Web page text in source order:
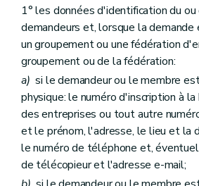
1° les données d'identification du ou
demandeurs et, lorsque la
un groupement ou une fédération
groupement ou de la fédération:
a) si le demandeur ou le membre
physique: le numéro d'inscription à la
des entreprises ou tout autre
et le prénom, l'adresse, le lieu et la
le numéro de téléphone et,
de télécopieur et l'adresse e-mail;